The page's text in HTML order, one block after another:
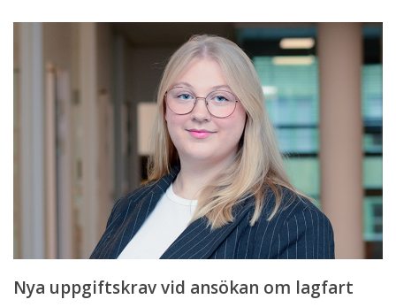
Nya
Nya uppgiftskrav vid ansökan om lagfart